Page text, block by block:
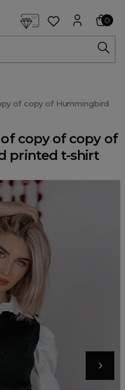
0
of copy of Hummingbird
copy of copy of
printed t-shirt